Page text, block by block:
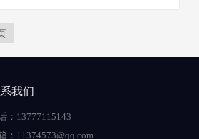
我们
：13777115143
：11374573@qq.com